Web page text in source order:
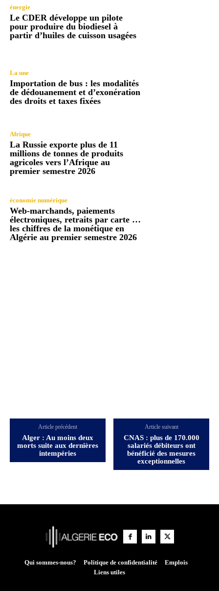
énergie
Le CDER développe un pilote
pour produire du biodiesel à
partir d’huiles de cuisson usagées
La une
Importation de bus : les modalités
de dédouanement et d’exonération
des droits et taxes fixées
Afrique
La Russie exporte plus de 11
millions de tonnes de produits
agricoles vers l’Afrique au
premier semestre 2026
économie numérique
Web-marchands, paiements
électroniques, retraits par carte …
les chiffres de la monétique en
Algérie au premier semestre 2026
Article précédent
Alger : Au moins deux
morts suite aux dernières
intempéries
Article suivant
CNAS : plus de 170.000
salariés débiteurs ont
bénéficié des mesures
exceptionnelles
Qui sommes-nous? Politique de confidentialité
Emplois
Liens utiles